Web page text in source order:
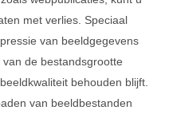
met verlies. Speciaal
van beeldgegevens
de bestandsgrootte
behouden blijft.
van beeldbestanden